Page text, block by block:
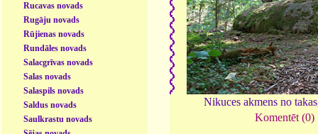
Rucavas novads
Rugāju novads
Rūjienas novads
Rundāles novads
Salacgrīvas novads
Salas novads
Salaspils novads
Saldus novads
Saulkrastu novads
Nikuces akmens no
Komentēt (0)